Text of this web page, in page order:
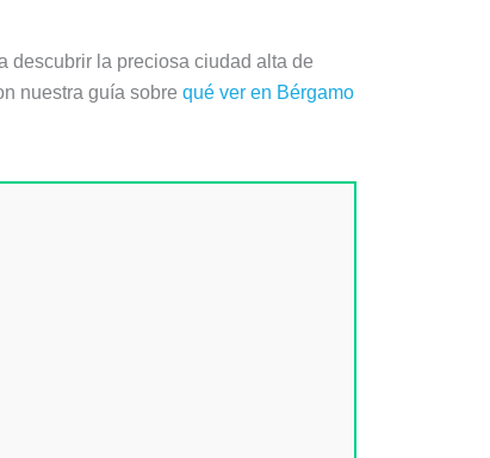
descubrir la preciosa ciudad alta de
nuestra guía sobre qué ver en Bérgamo